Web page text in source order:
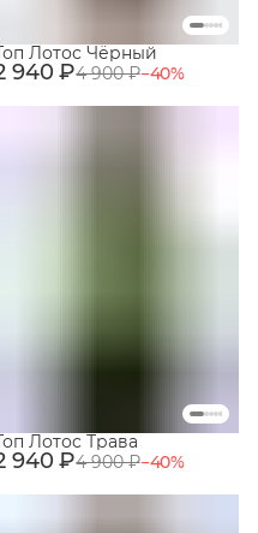
940 ₽4 900 ₽−40%
Лотос Чёрный
940 ₽4 900 ₽−40%
Лотос Трава